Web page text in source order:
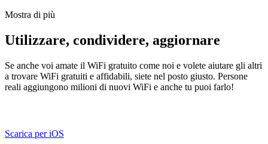
Mostra di più
Utilizzare, condividere, aggiornare
Se anche voi amate il WiFi gratuito come noi e volete aiutare gli altri
a trovare WiFi gratuiti e affidabili, siete nel posto giusto. Persone
reali aggiungono milioni di nuovi WiFi e anche tu puoi farlo!
Scarica per iOS